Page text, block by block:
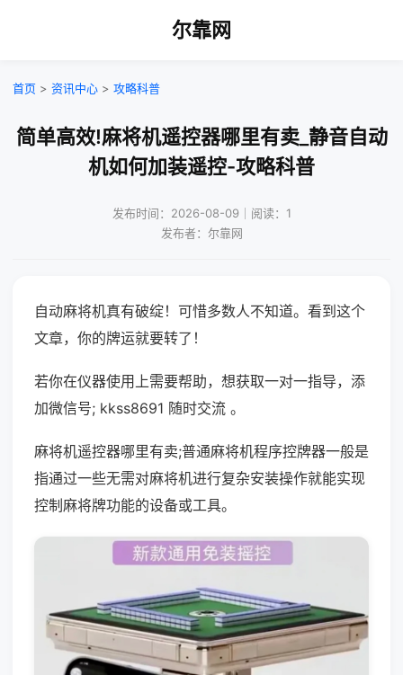
尔靠网
首页 > 资讯中心 > 攻略科普
简单高效!麻将机遥控器哪里有卖_静音自动
机如何加装遥控-攻略科普
发布时间：2026-08-09｜阅读：1
发布者：尔靠网
自动麻将机真有破绽！可惜多数人不知道。看到这个
文章，你的牌运就要转了！
若你在仪器使用上需要帮助，想获取一对一指导，添
加微信号; kkss8691 随时交流 。
麻将机遥控器哪里有卖;普通麻将机程序控牌器一般是
指通过一些无需对麻将机进行复杂安装操作就能实现
控制麻将牌功能的设备或工具。